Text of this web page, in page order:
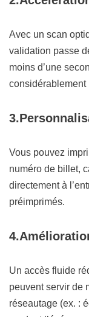
Avec un scan
validation passe
moins d’une
considérablement
3.
Vous pouvez
numéro de billet,
directement à
préimprimés.
4.
Un accès fluide
peuvent servir de
réseautage (ex. :